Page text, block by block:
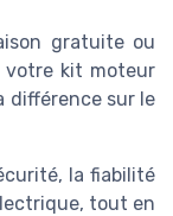
gratuite ou
votre kit moteur
différence sur le
la fiabilité
tout en